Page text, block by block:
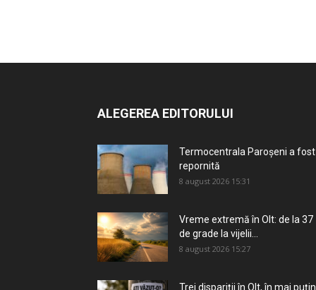
ALEGEREA EDITORULUI
Termocentrala Paroșeni a fost
repornită
8 august 2026 15:31
Vreme extremă în Olt: de la 37
de grade la vijelii...
8 august 2026 15:27
Trei dispariții în Olt, în mai puțin